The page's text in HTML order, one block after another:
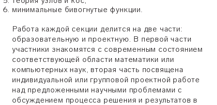
минимальные бивогнутые функции.
Работа каждой секции делится на две части:
образовательную и проектную. В первой части
участники зна­ко­мят­ся с современным состоянием
соответствующей области математики или
компьютерных наук, вторая часть посвя­ще­на
индивидуальной или групповой проектной работе
над предложенными научными пробле­ма­ми с
обсуждением процесса решения и результатов в